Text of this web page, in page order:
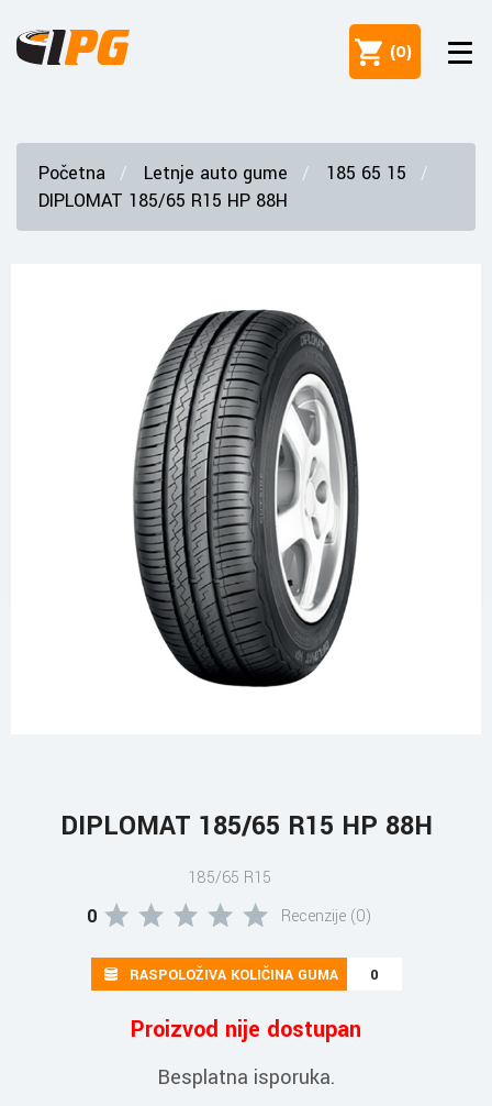
(0)
Početna Letnje auto gume
185 65 15
DIPLOMAT 185/65 R15 HP 88H
DIPLOMAT 185/65 R15 HP 88H
185/65 R15
0 Recenzije (0)
RASPOLOŽIVA KOLIČINA GUMA 0
Proizvod nije dostupan
Besplatna isporuka.